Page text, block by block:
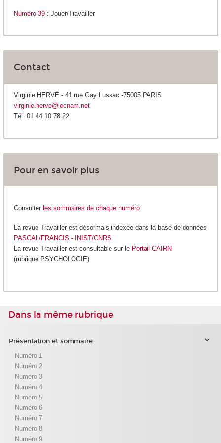
Numéro 39: Jouer/Travailler
Contact
Virginie HERVÉ - 41 rue Gay Lussac -75005 PARIS
virginie.herve@lecnam.net
Tél 01 44 10 78 22
Pour en savoir plus
Consulter les sommaires de chaque numéro
La revue Travailler est désormais indexée dans la base de données
PASCAL/FRANCIS - INIST/CNRS
La revue Travailler est consultable sur le Portail CAIRN
(rubrique PSYCHOLOGIE)
Dans la même rubrique
Présentation et sommaire
Numéro 1
Numéro 2
Numéro 3
Numéro 4
Numéro 5
Numéro 6
Numéro 7
Numéro 8
Numéro 9